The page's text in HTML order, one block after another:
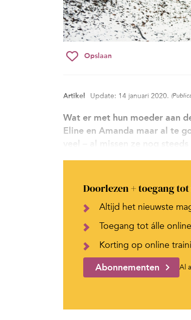
Opslaan
Artikel Update: 14 januari 2020.
Wat er met hun moeder aan
Eline en Amanda maar al te
veel – al missen ze nog
Doorlezen + toegang
Altijd het nieuwste
Toegang tot álle
Korting op online
Abonnementen Al